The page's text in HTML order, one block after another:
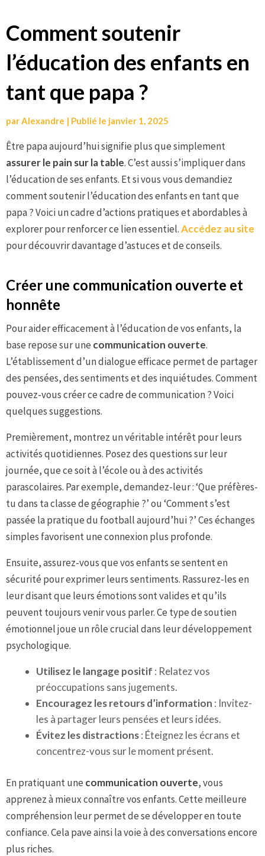
Aller
au
contenu
Comment soutenir
l’éducation des enfants en
tant que papa ?
parAlexandre | Publié le janvier 1, 2025
Être papa aujourd’hui signifie plus que simplement
assurer le pain sur la table. C’est aussi s’impliquer dans
l’éducation de ses enfants. Et si vous vous demandiez
comment soutenir l’éducation des enfants en tant que
papa ? Voici un cadre d’actions pratiques et abordables à
explorer pour renforcer ce lien essentiel.Accédez au site
pour découvrir davantage d’astuces et de conseils.
Créer une communication ouverte et
honnête
Pour aider efficacement à l’éducation de vos enfants, la
base repose sur une communication ouverte.
L’établissement d’un dialogue efficace permet de partager
des pensées, des sentiments et des inquiétudes. Comment
pouvez-vous créer ce cadre de communication ? Voici
quelques suggestions.
Premièrement, montrez un véritable intérêt pour leurs
activités quotidiennes. Posez des questions sur leur
journée, que ce soit à l’école ou à des activités
parascolaires. Par exemple, demandez-leur : ‘Que préfères-
tu dans ta classe de géographie ?’ ou ‘Comment s’est
passée la pratique du football aujourd’hui ?’ Ces échanges
simples favorisent une connexion plus profonde.
Ensuite, assurez-vous que vos enfants se sentent en
sécurité pour exprimer leurs sentiments. Rassurez-les en
leur disant que leurs émotions sont valides et qu’ils
peuvent toujours venir vous parler. Ce type de soutien
émotionnel joue un rôle crucial dans leur développement
psychologique.
Utilisez le langage positif : Relatez vos
préoccupations sans jugements.
Encouragez les retours d’information : Invitez-
les à partager leurs pensées et leurs idées.
Évitez les distractions: Éteignez les écrans et
concentrez-vous sur le moment présent.
En pratiquant une communication ouverte, vous
apprenez à mieux connaître vos enfants. Cette meilleure
compréhension leur permet de se développer en toute
confiance. Cela pave ainsi la voie à des conversations encore
plus riches.